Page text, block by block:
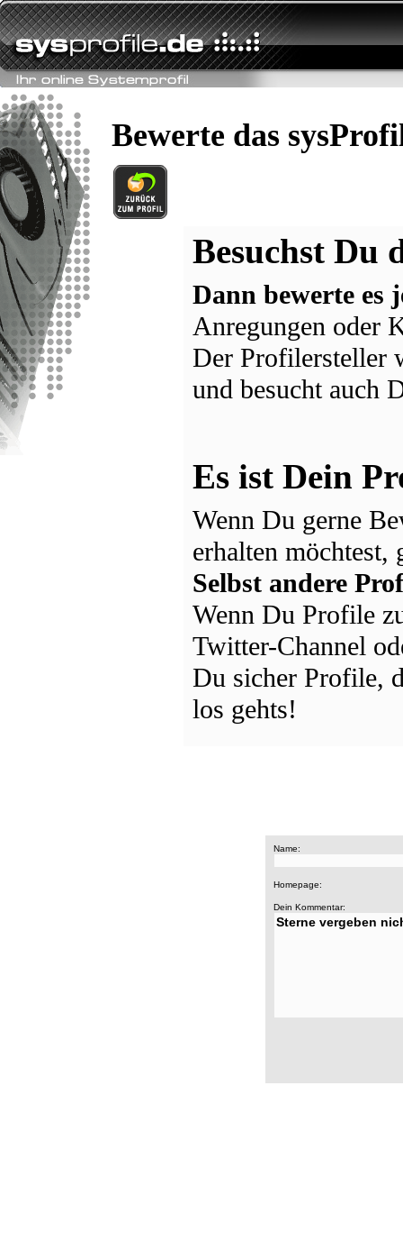
Bewerte das
Besuchst Du
Dann bewerte es
Anregungen oder
Der Profilersteller
und besucht auch
Es ist Dein
Wenn Du gerne
erhalten
Selbst andere
Wenn Du Profile
Twitter-Channel
Du sicher Profile,
los gehts!
Name:
Homepage:
Dein Kommentar: